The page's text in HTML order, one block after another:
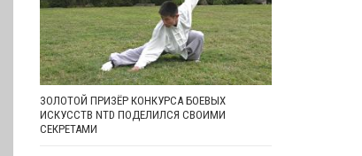
ЗОЛОТОЙ ПРИЗЁР КОНКУРСА БОЕВЫХ
ИСКУССТВ NTD ПОДЕЛИЛСЯ СВОИМИ
СЕКРЕТАМИ